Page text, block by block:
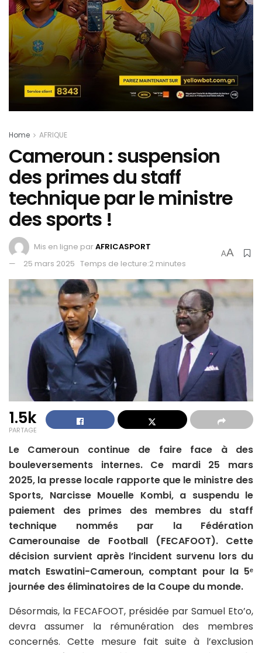
Home AFRIQUE
Cameroun : suspension
des primes du staff
technique par le ministre
des sports !
Mis en ligne parAFRICASPORT
25 mars 2025 Temps de lecture:2 minutes
AA
1.5k
PARTAGE
Le Cameroun continue de faire face à des
bouleversements internes. Ce mardi 25 mars
2025, la presse locale rapporte que le ministre des
Sports, Narcisse Mouelle Kombi, a suspendu le
paiement des primes des membres du staff
technique nommés par la Fédération
Camerounaise de Football (FECAFOOT). Cette
décision survient après l’incident survenu lors du
match Eswatini-Cameroun, comptant pour la 5ᵉ
journée des éliminatoires de la Coupe du monde.
Désormais, la FECAFOOT, présidée par Samuel Eto’o,
devra assumer la rémunération des membres
concernés. Cette mesure fait suite à l’exclusion